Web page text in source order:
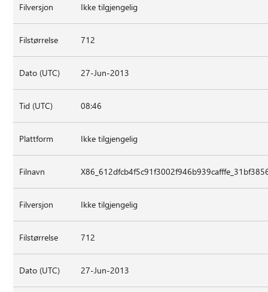
Filversjon Ikke tilgjengelig
Filstørrelse 712
Dato (UTC) 27-Jun-2013
Tid (UTC) 08:46
Plattform Ikke tilgjengelig
Filnavn
Filversjon Ikke tilgjengelig
Filstørrelse 712
Dato (UTC) 27-Jun-2013